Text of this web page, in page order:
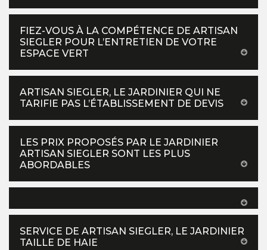
FIEZ-VOUS À LA COMPÉTENCE DE ARTISAN
SIEGLER POUR L’ENTRETIEN DE VOTRE
ESPACE VERT
ARTISAN SIEGLER, LE JARDINIER QUI NE
TARIFIE PAS L’ÉTABLISSEMENT DE DEVIS
LES PRIX PROPOSÉS PAR LE JARDINIER
ARTISAN SIEGLER SONT LES PLUS
ABORDABLES
SERVICE DE ARTISAN SIEGLER, LE JARDINIER
TAILLE DE HAIE